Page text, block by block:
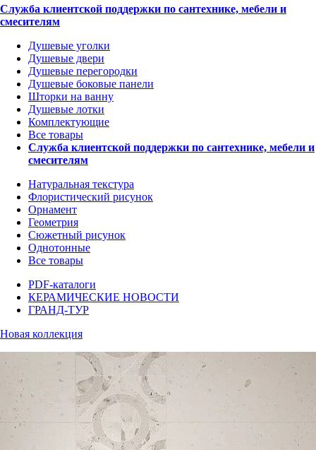
Служба клиентской поддержки по сантехнике, мебели и
смесителям
Душевые уголки
Душевые двери
Душевые перегородки
Душевые боковые панели
Шторки на ванну
Душевые лотки
Комплектующие
Все товары
Служба клиентской поддержки по сантехнике, мебели и
смесителям
Натуральная текстура
Флористический рисунок
Орнамент
Геометрия
Сюжетный рисунок
Однотонные
Все товары
PDF-каталоги
КЕРАМИЧЕСКИЕ НОВОСТИ
ГРАНД-ТУР
Новая коллекция